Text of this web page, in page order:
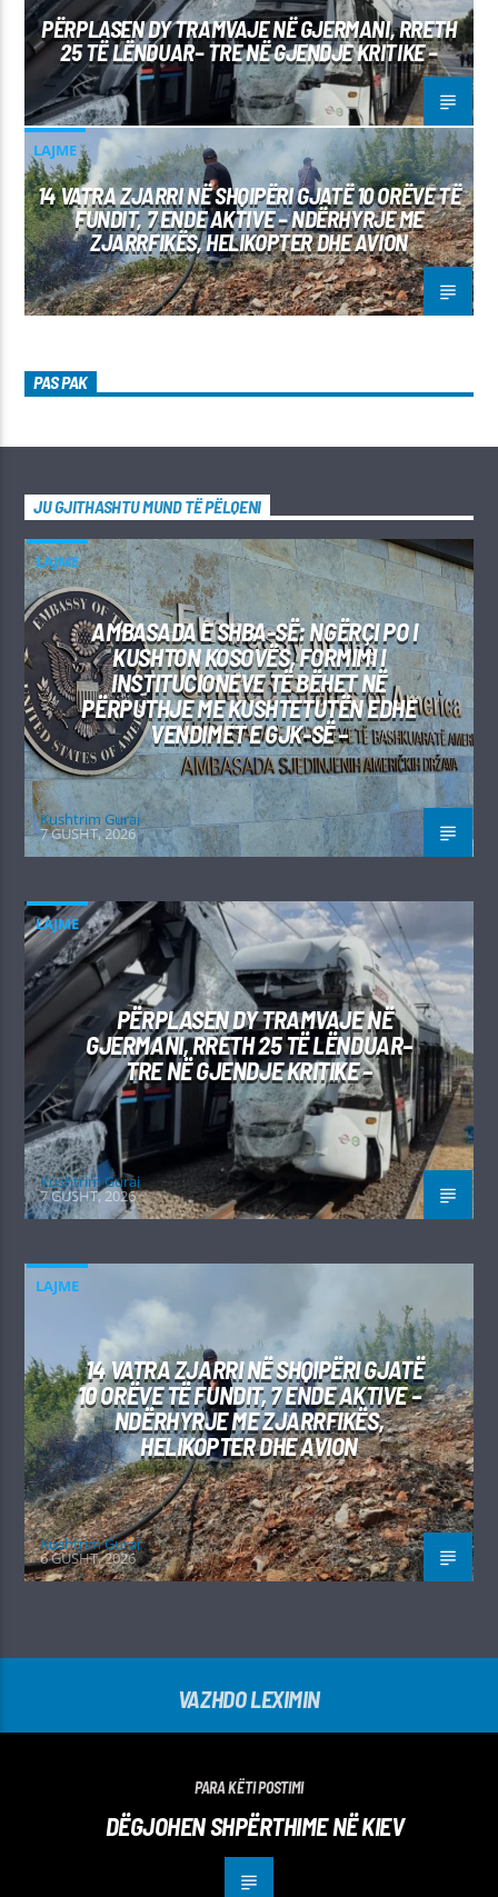
PËRPLASEN DY TRAMVAJE NË GJERMANI, RRETH
25 TË LËNDUAR– TRE NË GJENDJE KRITIKE –
LAJME
14 VATRA ZJARRI NË SHQIPËRI GJATË 10 ORËVE TË
FUNDIT, 7 ENDE AKTIVE – NDËRHYRJE ME
ZJARRFIKËS, HELIKOPTER DHE AVION
PAS PAK
JU GJITHASHTU MUND TË PËLQENI
LAJME
AMBASADA E SHBA-SË: NGËRÇI PO I
KUSHTON KOSOVËS, FORMIMI I
INSTITUCIONEVE TË BËHET NË
PËRPUTHJE ME KUSHTETUTËN EDHE
VENDIMET E GJK-SË –
Kushtrim Guraj
7 GUSHT, 2026
LAJME
PËRPLASEN DY TRAMVAJE NË
GJERMANI, RRETH 25 TË LËNDUAR–
TRE NË GJENDJE KRITIKE –
Kushtrim Guraj
7 GUSHT, 2026
LAJME
14 VATRA ZJARRI NË SHQIPËRI GJATË
10 ORËVE TË FUNDIT, 7 ENDE AKTIVE –
NDËRHYRJE ME ZJARRFIKËS,
HELIKOPTER DHE AVION
Kushtrim Guraj
6 GUSHT, 2026
VAZHDO LEXIMIN
PARA KËTI POSTIMI
DËGJOHEN SHPËRTHIME NË KIEV